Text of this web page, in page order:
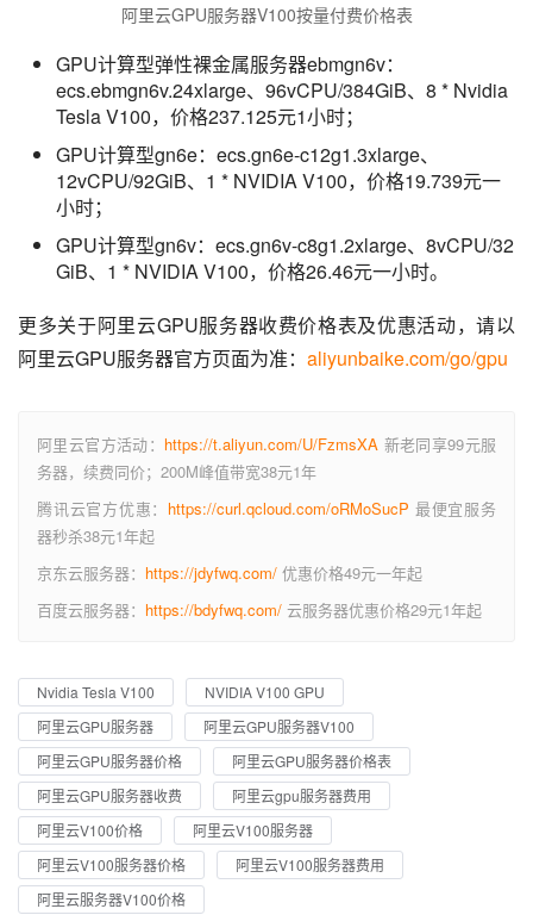
阿里云GPU服务器V100按量付费价格表
GPU计算型弹性裸金属服务器ebmgn6v：
ecs.ebmgn6v.24xlarge、96vCPU/384GiB、8 * Nvidia
Tesla V100，价格237.125元1小时；
GPU计算型gn6e：ecs.gn6e-c12g1.3xlarge、
12vCPU/92GiB、1 * NVIDIA V100，价格19.739元一
小时；
GPU计算型gn6v：ecs.gn6v-c8g1.2xlarge、8vCPU/32
GiB、1 * NVIDIA V100，价格26.46元一小时。
更多关于阿里云GPU服务器收费价格表及优惠活动，请以
阿里云GPU服务器官方页面为准： aliyunbaike.com/go/gpu
阿里云官方活动： https://t.aliyun.com/U/FzmsXA 新老同享99元服
务器，续费同价；200M峰值带宽38元1年
腾讯云官方优惠： https://curl.qcloud.com/oRMoSucP 最便宜服务
器秒杀38元1年起
京东云服务器： https://jdyfwq.com/ 优惠价格49元一年起
百度云服务器： https://bdyfwq.com/ 云服务器优惠价格29元1年起
Nvidia Tesla V100
NVIDIA V100 GPU
阿里云GPU服务器
阿里云GPU服务器V100
阿里云GPU服务器价格
阿里云GPU服务器价格表
阿里云GPU服务器收费
阿里云gpu服务器费用
阿里云V100价格
阿里云V100服务器
阿里云V100服务器价格
阿里云V100服务器费用
阿里云服务器V100价格